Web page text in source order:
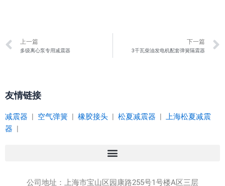
Prev
上一篇
多级离心泵专用减震器
下一篇
3千瓦柴油发电机配套弹簧隔震器
友情链接
减震器 | 空气弹簧 | 橡胶接头 | 松夏减震器 | 上海松夏减震
器 |
公司地址： 上海市宝山区园康路255号1号楼A区三层